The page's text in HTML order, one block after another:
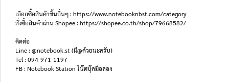
เลือกซื้อสินค้าชิ้นอื่นๆ : https://www.notebooknbst.com/category
สั่งซื้อสินค้าผ่าน Shopee : https://shopee.co.th/shop/79668582/
ติดต่อ
Line : @notebook.st (มี@ด้วยนะครับ)
Tel : 094-971-1197
FB : Notebook Station โน๊ตบุ๊คมือสอง